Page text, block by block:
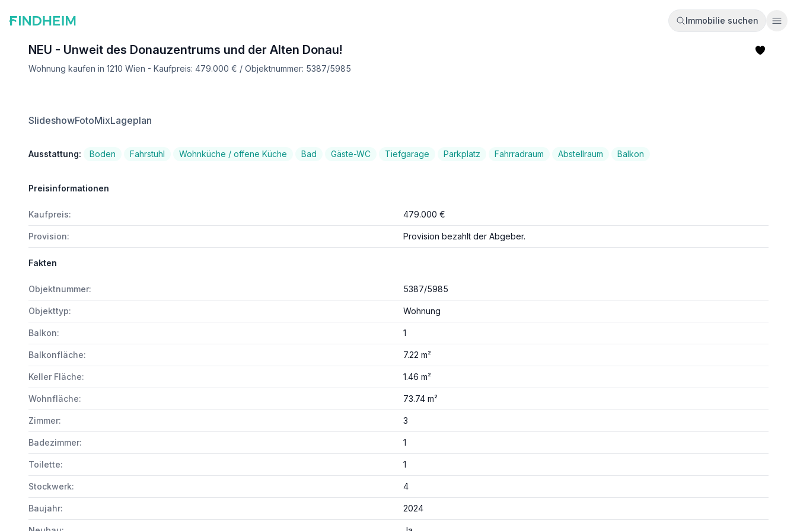
Immobilie suchen
NEU - Unweit des Donauzentrums und der Alten Donau!
Wohnung kaufen in 1210 Wien - Kaufpreis: 479.000 € / Objektnummer: 5387/5985
SlideshowFotoMixLageplan
Ausstattung: Boden Fahrstuhl Wohnküche / offene Küche Bad Gäste-WC Tiefgarage Parkplatz Fahrradraum Abstellraum Balkon
Preisinformationen
Kaufpreis: 479.000 €
Provision: Provision bezahlt der Abgeber.
Fakten
Objektnummer: 5387/5985
Objekttyp: Wohnung
Balkon: 1
Balkonfläche: 7.22 m²
Keller Fläche: 1.46 m²
Wohnfläche: 73.74 m²
Zimmer: 3
Badezimmer: 1
Toilette: 1
Stockwerk: 4
Baujahr: 2024